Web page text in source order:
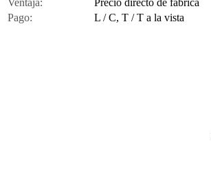
Pago:
L / C, T / T a la vista